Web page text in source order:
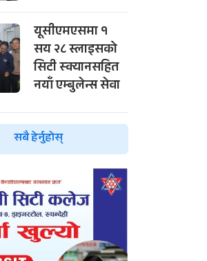
यूसीएमएसमा १
सय २८ स्लाइसको
सिटी स्क्यानसहित
नयाँ एम्बुलेन्स सेवा
सबै हेर्नुहोस्